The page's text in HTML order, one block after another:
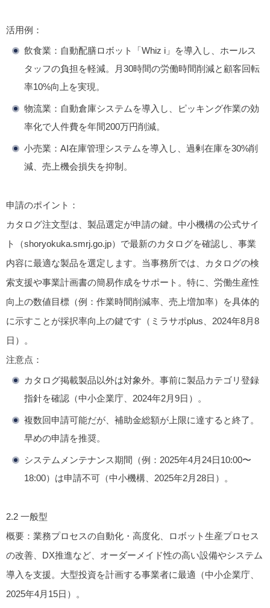
活用例 ：
飲食業 ：自動配膳ロボット「Whiz i」を導入し、ホールス
タッフの負担を軽減。月30時間の労働時間削減と顧客回転
率10%向上を実現。
物流業 ：自動倉庫システムを導入し、ピッキング作業の効
率化で人件費を年間200万円削減。
小売業 ：AI在庫管理システムを導入し、過剰在庫を30%削
減、売上機会損失を抑制。
申請のポイント ：
カタログ注文型は、製品選定が申請の鍵。中小機構の公式サイ
ト（shoryokuka.smrj.go.jp）で最新のカタログを確認し、事業
内容に最適な製品を選定します。当事務所では、カタログの検
索支援や事業計画書の簡易作成をサポート。特に、労働生産性
向上の数値目標（例：作業時間削減率、売上増加率）を具体的
に示すことが採択率向上の鍵です（ミラサポplus、2024年8月8
日）。
注意点 ：
カタログ掲載製品以外は対象外。事前に製品カテゴリ登録
指針を確認（中小企業庁、2024年2月9日）。
複数回申請可能だが、補助金総額が上限に達すると終了。
早めの申請を推奨。
システムメンテナンス期間（例：2025年4月24日10:00〜
18:00）は申請不可（中小機構、2025年2月28日）。
2.2 一般型
概要 ：業務プロセスの自動化・高度化、ロボット生産プロセス
の改善、DX推進など、オーダーメイド性の高い設備やシステム
導入を支援。大型投資を計画する事業者に最適（中小企業庁、
2025年4月15日）。